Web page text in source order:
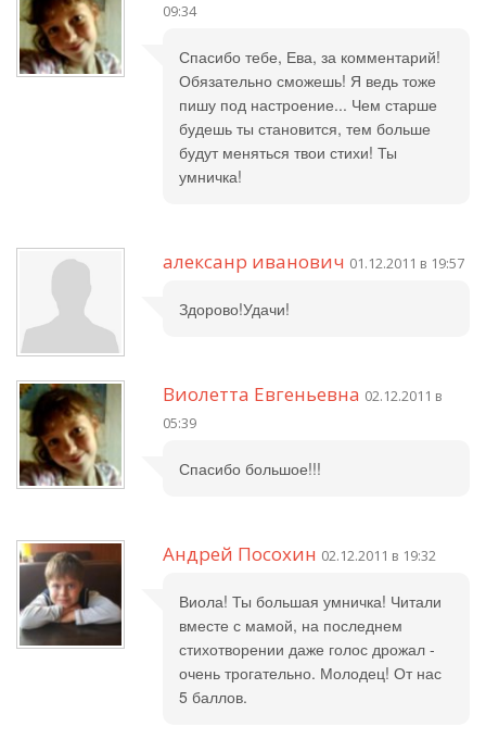
09:34
Спасибо тебе, Ева, за комментарий!
Обязательно сможешь! Я ведь тоже
пишу под настроение... Чем старше
будешь ты становится, тем больше
будут меняться твои стихи! Ты
умничка!
алексанр иванович 01.12.2011 в 19:57
Здорово!Удачи!
Виолетта Евгеньевна 02.12.2011 в
05:39
Спасибо большое!!!
Андрей Посохин 02.12.2011 в 19:32
Виола! Ты большая умничка! Читали
вместе с мамой, на последнем
стихотворении даже голос дрожал -
очень трогательно. Молодец! От нас
5 баллов.